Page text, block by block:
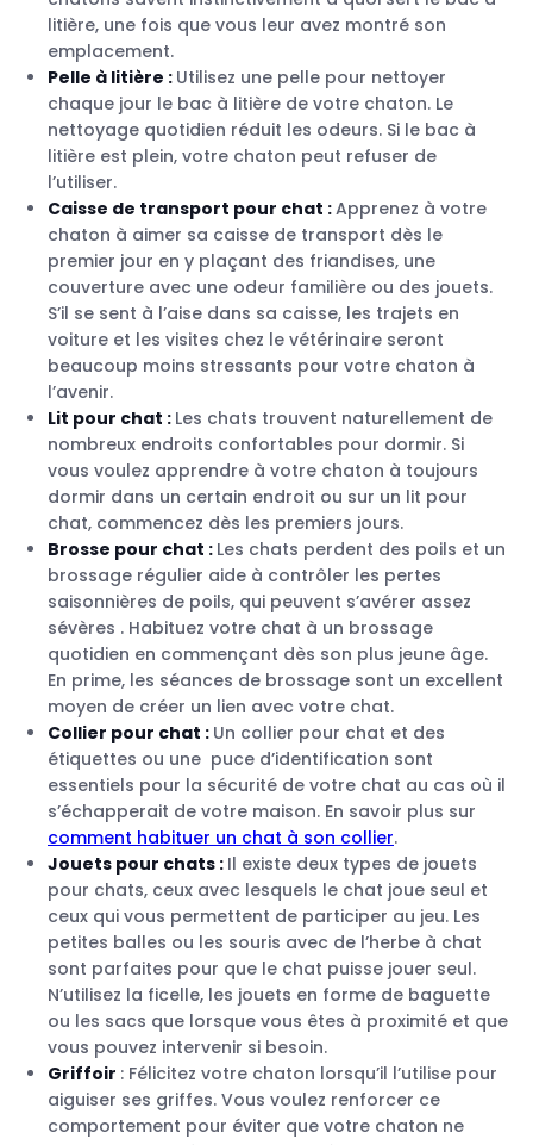
litière, une fois que vous leur avez montré son
emplacement.
Pelle à litière : Utilisez une pelle pour nettoyer
chaque jour le bac à litière de votre chaton. Le
nettoyage quotidien réduit les odeurs. Si le bac à
litière est plein, votre chaton peut refuser de
l’utiliser.
Caisse de transport pour chat :Apprenez à votre
chaton à aimer sa caisse de transport dès le
premier jour en y plaçant des friandises, une
couverture avec une odeur familière ou des jouets.
S’il se sent à l’aise dans sa caisse, les trajets en
voiture et les visites chez le vétérinaire seront
beaucoup moins stressants pour votre chaton à
l’avenir.
Lit pour chat : Les chats trouvent naturellement de
nombreux endroits confortables pour dormir. Si
vous voulez apprendre à votre chaton à toujours
dormir dans un certain endroit ou sur un lit pour
chat, commencez dès les premiers jours.
Brosse pour chat : Les chats perdent des poils et un
brossage régulier aide à contrôler les pertes
saisonnières de poils, qui peuvent s’avérer assez
sévères . Habituez votre chat à un brossage
quotidien en commençant dès son plus jeune âge.
En prime, les séances de brossage sont un excellent
moyen de créer un lien avec votre chat.
Collier pour chat : Un collier pour chat et des
étiquettes ou une puce d’identification sont
essentiels pour la sécurité de votre chat au cas où il
s’échapperait de votre maison. En savoir plus sur
comment habituer un chat à son collier.
Jouets pour chats : Il existe deux types de jouets
pour chats, ceux avec lesquels le chat joue seul et
ceux qui vous permettent de participer au jeu. Les
petites balles ou les souris avec de l’herbe à chat
sont parfaites pour que le chat puisse jouer seul.
N’utilisez la ficelle, les jouets en forme de baguette
ou les sacs que lorsque vous êtes à proximité et que
vous pouvez intervenir si besoin.
Griffoir : Félicitez votre chaton lorsqu’il l’utilise pour
aiguiser ses griffes. Vous voulez renforcer ce
comportement pour éviter que votre chaton ne